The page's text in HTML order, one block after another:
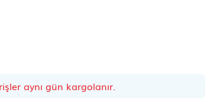
aynı gün kargolanır.